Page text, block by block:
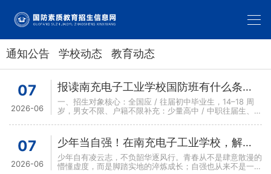
通知公告 学校动态 教育动态
07
2026-06
报读南充电子工业学校国防班有什么条件和要求？
一、招生对象核心：全国应 / 往届初中毕业生，14–18 周
岁，男女不限、户籍不限补充：少量高中 / 中职往届生、高
07
2026-06
少年当自强！在南充电子工业学校，解锁不一样的热血青春
少年自有凌云志，不负韶华逐风行。青春从不是肆意散漫的
懵懂虚度，而是脚踏实地的淬炼成长；自强也从来不是一句